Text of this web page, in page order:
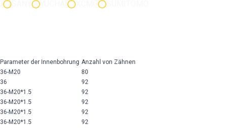
Parameter der Innenbohrung Anzahl von Zähnen
36-M20
80
36
92
36-M20*1.5
92
36-M20*1.5
92
36-M20*1.5
92
36-M20*1.5
92